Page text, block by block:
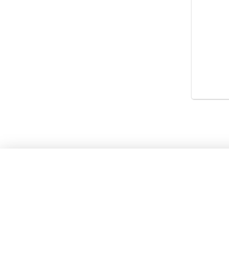
Tel. +39 0296846010 / +39 3472680371 Email: